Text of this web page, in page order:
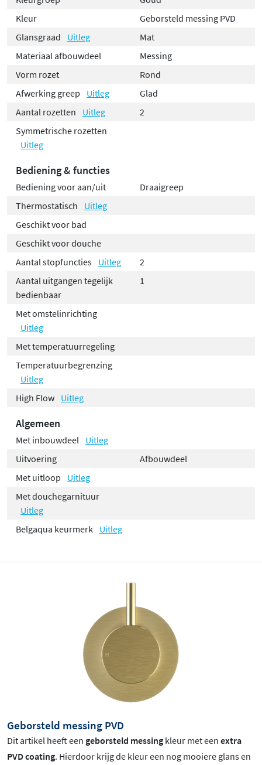
bediening en eenvoudig onderhoud. Hotbath staat
garant voor duurzame producten die jarenlang
Kleur
Geborsteld messing PVD
Glansgraad
Uitleg
Mat
Materiaal afbouwdeel
Messing
Vorm rozet
Rond
Afwerking greep
Uitleg
Glad
Aantal rozetten
Uitleg
2
Symmetrische rozetten
Uitleg
Bediening & functies
Bediening voor aan/uit
Draaigreep
Thermostatisch
Uitleg
Geschikt voor bad
Geschikt voor douche
Aantal stopfuncties Uitleg
2
Aantal uitgangen tegelijk
bedienbaar
1
Met omstelinrichting
Uitleg
Met temperatuurregeling
Temperatuurbegrenzing
Uitleg
High Flow Uitleg
Algemeen
Met inbouwdeel
Uitleg
Uitvoering
Afbouwdeel
Met uitloop
Uitleg
Met douchegarnituur
Uitleg
Belgaqua keurmerk Uitleg
Geborsteld messing PVD
Dit artikel heeft een geborsteld messing kleur met een extra
PVD coating. Hierdoor krijg de kleur een nog mooiere glans en